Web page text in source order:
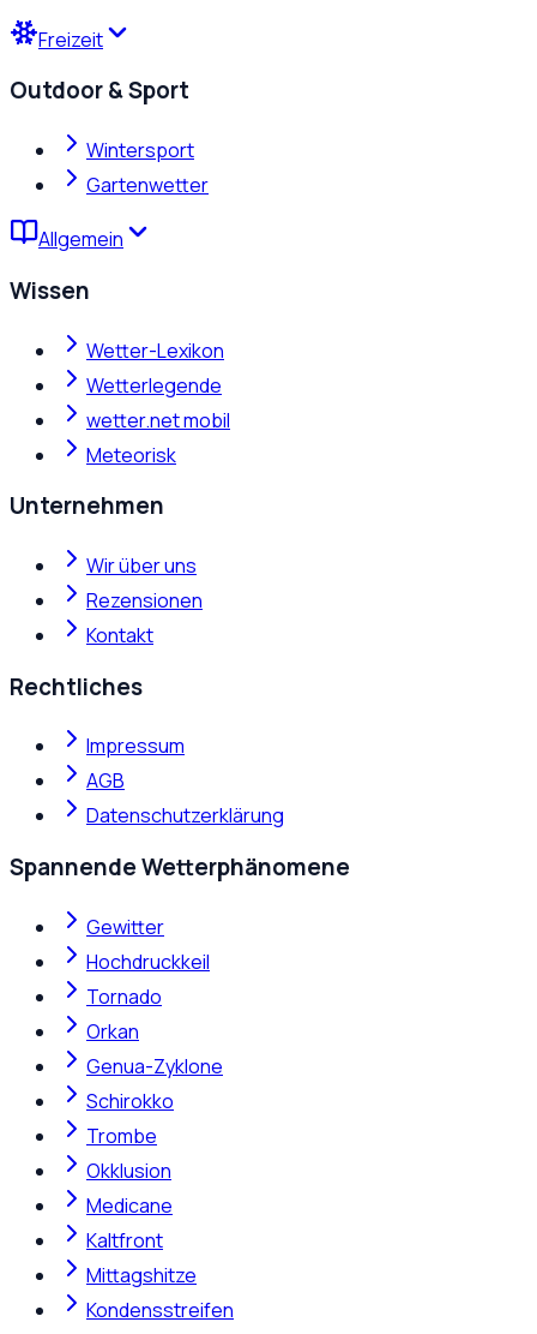
Freizeit
Outdoor & Sport
Wintersport
Gartenwetter
Allgemein
Wissen
Wetter-Lexikon
Wetterlegende
wetter.net mobil
Meteorisk
Unternehmen
Wir über uns
Rezensionen
Kontakt
Rechtliches
Impressum
AGB
Datenschutzerklärung
Spannende Wetterphänomene
Gewitter
Hochdruckkeil
Tornado
Orkan
Genua-Zyklone
Schirokko
Trombe
Okklusion
Medicane
Kaltfront
Mittagshitze
Kondensstreifen